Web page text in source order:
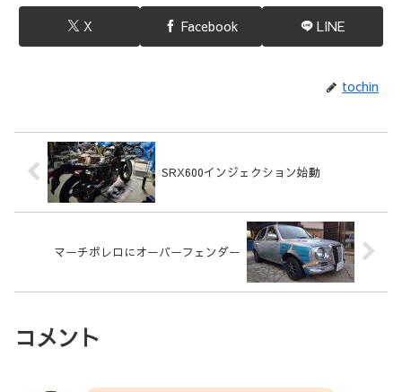
X Facebook LINE
tochin
SRX600インジェクション始動
マーチボレロにオーバーフェンダー
コメント